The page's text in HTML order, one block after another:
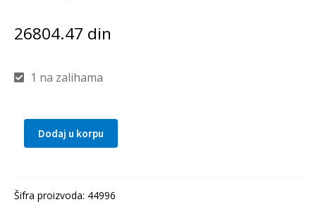
26804.47 din
1 na zalihama
Lezaj
(S7206
Dodaj u korpu
Šifra proizvoda: 44996